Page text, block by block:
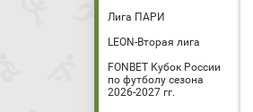
Лига ПАРИ
LEON-Вторая лига
FONBET Кубок России
по футболу сезона
2026-2027 гг.